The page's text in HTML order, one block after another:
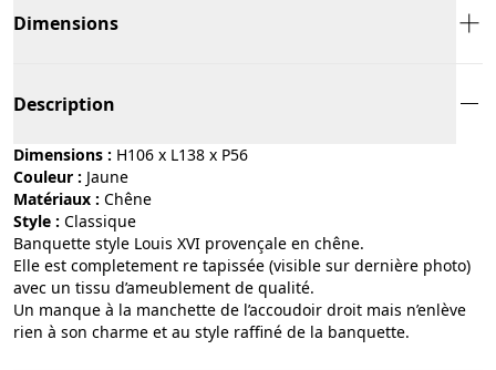
Dimensions
Description
Dimensions : H106 x L138 x P56
Couleur : jaune
Matériaux :
chêne
Style :
classique
Banquette style Louis XVI provençale en chêne.
Elle est completement re tapissée (visible sur dernière photo)
avec un tissu d’ameublement de qualité.
Un manque à la manchette de l’accoudoir droit mais n’enlève
rien à son charme et au style raffiné de la banquette.